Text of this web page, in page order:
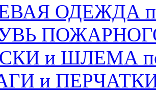
ОДЕЖДА
и ШЛЕМА
и ПЕРЧАТКИ